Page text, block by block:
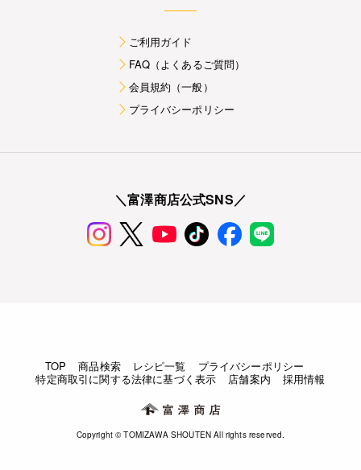
ご利用ガイド
FAQ（よくあるご質問）
会員規約（一般）
プライバシーポリシー
＼富澤商店公式SNS／
TOP 商品検索 レシピ一覧
プライバシーポリシー
特定商取引に関する法律に基づく表示
店舗案内 採用情報
Copyright © TOMIZAWA SHOUTEN All rights reserved.